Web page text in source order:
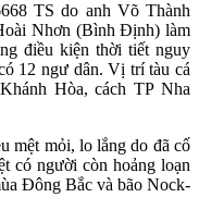
TS do anh Võ Thành
Nhơn (Bình Định) làm
điều kiện thời tiết nguy
12 ngư dân. Vị trí tàu cá
Hòa, cách TP Nha
mệt mỏi, lo lắng do đã cố
có người còn hoảng loạn
Đông Bắc và bão Nock-